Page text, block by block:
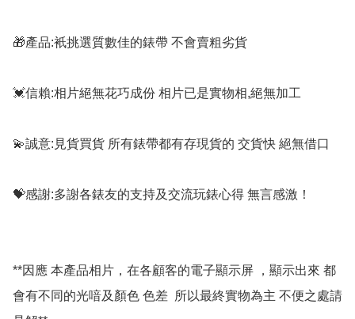
🎁產品:衹挑選質數佳的錶帶 不會賣粗劣貨
💓信賴:相片絕無花巧成份 相片已是實物相,絕無加工
💫誠意:見貨買貨 所有錶帶都有存現貨的 交貨快 絕無借口
💝感謝:多謝各錶友的支持及交流玩錶心得 無言感激！
**因應 本產品相片，在各顧客的電子顯示屏 ，顯示出來 都
會有不同的光喑及顏色 色差  所以最終實物為主 不便之處請